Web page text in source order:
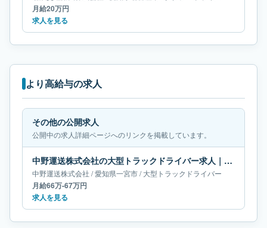
月給20万円
求人を見る
より高給与の求人
その他の公開求人
公開中の求人詳細ページへのリンクを掲載しています。
中野運送株式会社の大型トラックドライバー求人｜愛知県一宮市｜月給66万-67万円
中野運送株式会社 /愛知県一宮市/大型トラックドライバー
月給66万-67万円
求人を見る